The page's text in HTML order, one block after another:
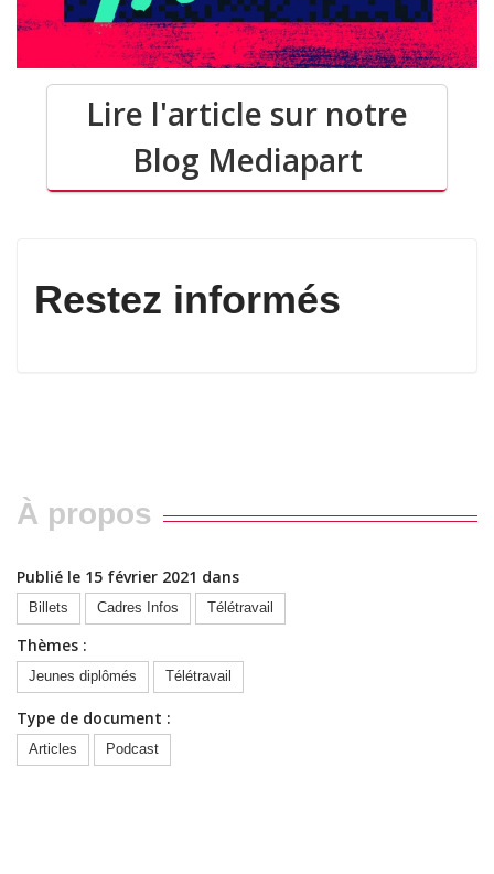
Lire l'article sur notre
Blog Mediapart
Restez informés
À propos
Publié le 15 février 2021 dans
Billets Cadres Infos Télétravail
Thèmes :
Jeunes diplômés Télétravail
Type de document :
Articles Podcast